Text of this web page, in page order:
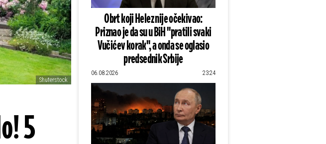
Shuterstock
5
Obrt koji Helez nije očekivao:
Priznao je da su u BiH "pratili svaki
Vučićev korak", a onda se oglasio
predsednik Srbije
06.08.2026 23:24